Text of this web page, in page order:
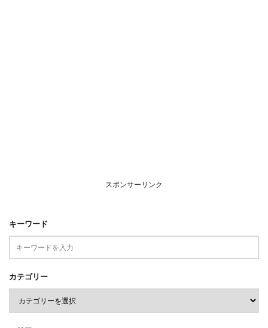
スポンサーリンク
キーワード
カテゴリー